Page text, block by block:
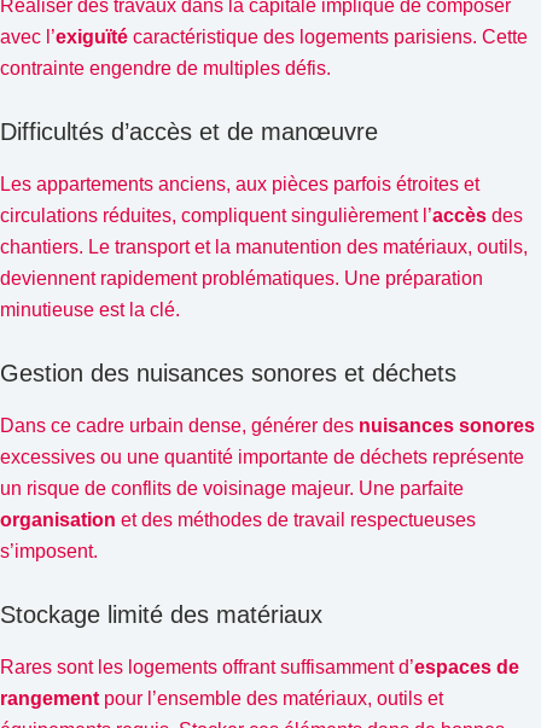
Réaliser des travaux dans la capitale implique de composer
avec l’exiguïté caractéristique des logements parisiens. Cette
contrainte engendre de multiples défis.
Difficultés d’accès et de manœuvre
Les appartements anciens, aux pièces parfois étroites et
circulations réduites, compliquent singulièrement l’accès des
chantiers. Le transport et la manutention des matériaux, outils,
deviennent rapidement problématiques. Une préparation
minutieuse est la clé.
Gestion des nuisances sonores et déchets
Dans ce cadre urbain dense, générer des nuisances sonores
excessives ou une quantité importante de déchets représente
un risque de conflits de voisinage majeur. Une parfaite
organisation et des méthodes de travail respectueuses
s’imposent.
Stockage limité des matériaux
Rares sont les logements offrant suffisamment d’espaces de
rangement pour l’ensemble des matériaux, outils et